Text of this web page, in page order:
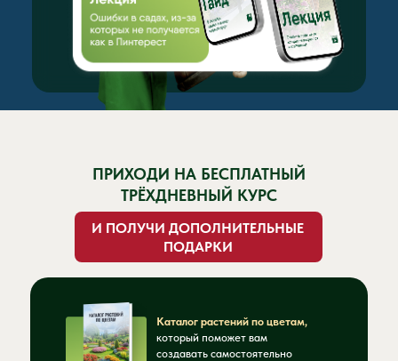
И ПОЛУЧИ ДОПОЛНИТЕЛЬНЫЕ
ПОДАРКИ
ПРИХОДИ НА БЕСПЛАТНЫЙ
ТРЁХДНЕВНЫЙ КУРС
Каталог растений по цветам,
который поможет вам
создавать самостоятельно